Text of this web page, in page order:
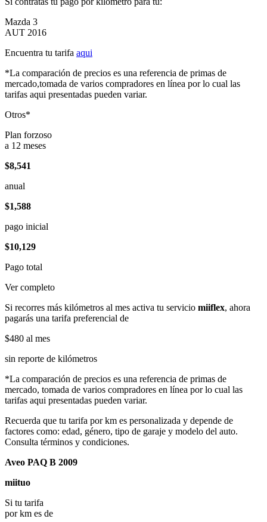
Mazda 3
AUT 2016
Encuentra tu tarifa aqui
*La comparación de precios es una referencia de primas de
mercado,tomada de varios compradores en línea por lo cual las
tarifas aqui presentadas pueden variar.
Otros*
Plan forzoso
a 12 meses
$8,541
anual
$1,588
pago inicial
$10,129
Pago total
Ver completo
Si recorres más kilómetros al mes activa tu servicio miiflex, ahora
pagarás una tarifa preferencial de
$480 al mes
sin reporte de kilómetros
*La comparación de precios es una referencia de primas de
mercado, tomada de varios compradores en línea por lo cual las
tarifas aqui presentadas pueden variar.
Recuerda que tu tarifa por km es personalizada y depende de
factores como: edad, género, tipo de garaje y modelo del auto.
Consulta términos y condiciones.
Aveo PAQ B 2009
miituo
Si tu tarifa
por km es de